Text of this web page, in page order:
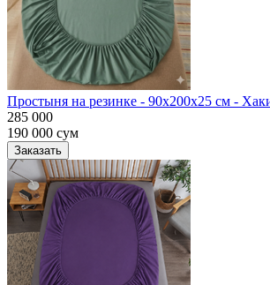
Простыня на резинке - 90x200x25 cм -
285 000
190 000 сум
Заказать